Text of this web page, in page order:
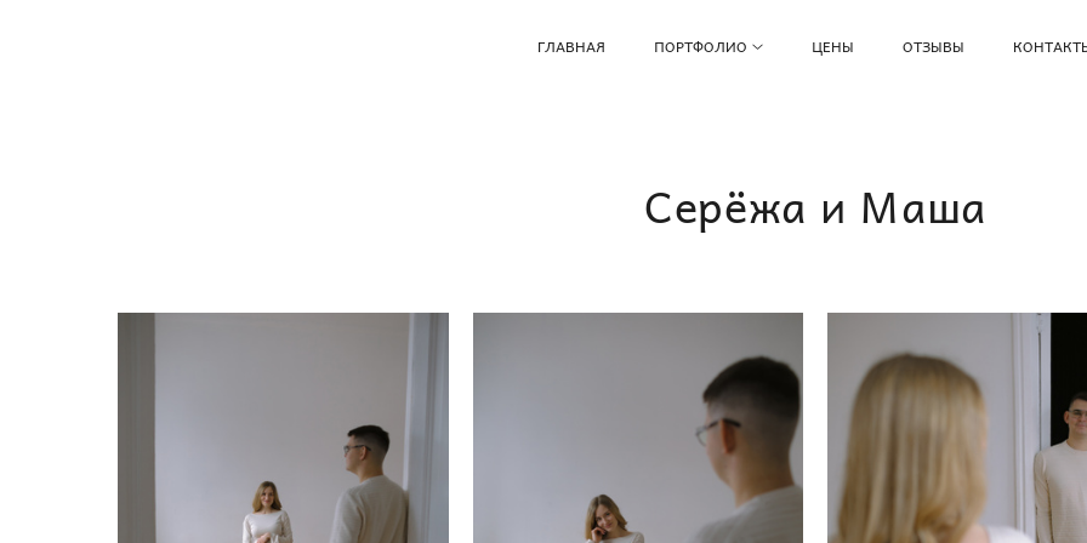
ГЛАВНАЯ ПОРТФОЛИО ЦЕНЫ ОТЗЫВЫ
Серёжа и Маша